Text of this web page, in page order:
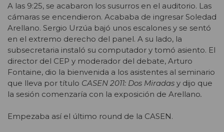
A las 9:25, se acabaron los susurros en el auditorio. Las
cámaras se encendieron. Acababa de ingresar Soledad
Arellano. Sergio Urzúa bajó unos escalones y se sentó
en el extremo derecho del panel. A su lado, la
subsecretaria instaló su computador y tomó asiento. El
director del CEP y moderador del debate, Arturo
Fontaine, dio la bienvenida a los asistentes al seminario
que lleva por título CASEN 2011: Dos Miradas y dijo que
la sesión comenzaría con la exposición de Arellano.
Empezaba así el último round de la CASEN.